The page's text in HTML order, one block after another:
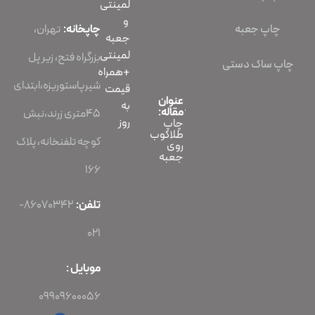
چاپ جعبه
چاپ ساک دستی
عنوان
مقاله:
چاپ
طلاکوب
روی
جعبه
لمینتی
و
جعبه
لمینتی
+همراه
قیمت
به
روز
چاپخانه: تهران،
بزرگراه فتح، زیر پل
شیرپاستوریزه،ابتدای
45متری زرند،نبش
کوچه تلفنخانه، پلاک
166
تلفن:
86070342-
021
موبایل :
09909600056